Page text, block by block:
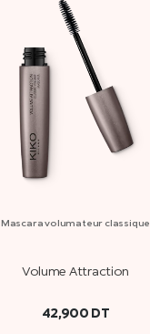
Mascara volumateur classique
Volume Attraction
42,900 DT